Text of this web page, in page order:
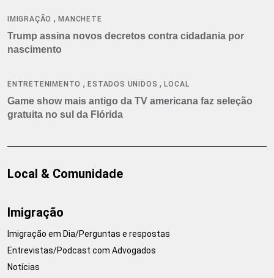
IMIGRAÇÃO ,MANCHETE
Trump assina novos decretos contra cidadania por
nascimento
ENTRETENIMENTO ,ESTADOS UNIDOS ,LOCAL
Game show mais antigo da TV americana faz seleção
gratuita no sul da Flórida
Local & Comunidade
Imigração
Imigração em Dia/Perguntas e respostas
Entrevistas/Podcast com Advogados
Notícias